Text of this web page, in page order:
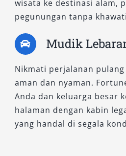
layanan sewa Fortuner di
Hubungi kami sekarang
kualitas layanan
Anda butuhkan.
wisata ke destinasi alam,
pegunungan tanpa
Mudik
Nikmati perjalanan
aman dan nyaman.
Anda dan keluarga besar
halaman dengan kabin
yang handal di segala